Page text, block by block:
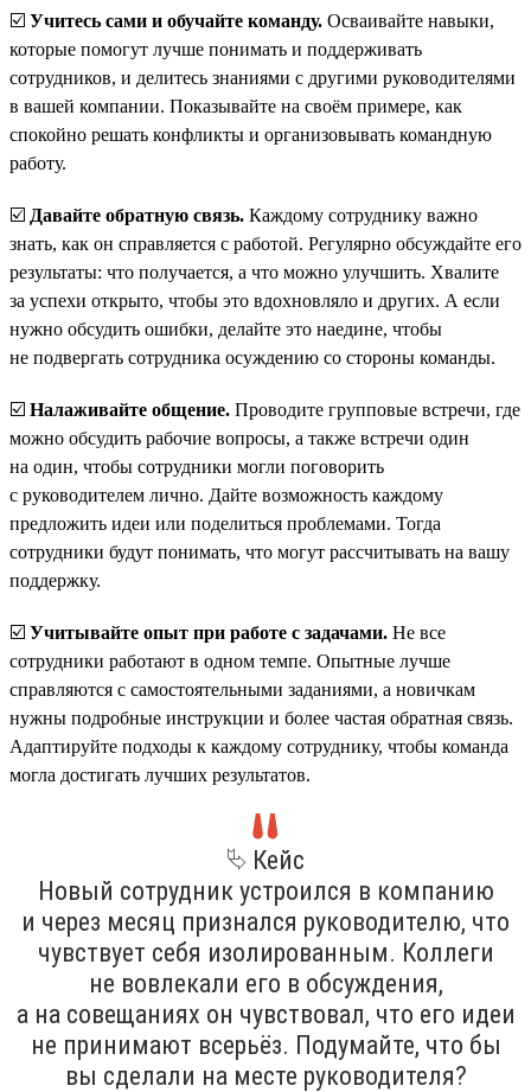
☑️ Учитесь сами и обучайте команду. Осваивайте навыки,
которые помогут лучше понимать и поддерживать
сотрудников, и делитесь знаниями с другими руководителями
в вашей компании. Показывайте на своём примере, как
спокойно решать конфликты и организовывать командную
работу.
☑️ Давайте обратную связь. Каждому сотруднику важно
знать, как он справляется с работой. Регулярно обсуждайте его
результаты: что получается, а что можно улучшить. Хвалите
за успехи открыто, чтобы это вдохновляло и других. А если
нужно обсудить ошибки, делайте это наедине, чтобы
не подвергать сотрудника осуждению со стороны команды.
☑️ Налаживайте общение. Проводите групповые встречи, где
можно обсудить рабочие вопросы, а также встречи один
на один, чтобы сотрудники могли поговорить
с руководителем лично. Дайте возможность каждому
предложить идеи или поделиться проблемами. Тогда
сотрудники будут понимать, что могут рассчитывать на вашу
поддержку.
☑️ Учитывайте опыт при работе с задачами. Не все
сотрудники работают в одном темпе. Опытные лучше
справляются с самостоятельными заданиями, а новичкам
нужны подробные инструкции и более частая обратная связь.
Адаптируйте подходы к каждому сотруднику, чтобы команда
могла достигать лучших результатов.
⮱ Кейс
Новый сотрудник устроился в компанию
и через месяц признался руководителю, что
чувствует себя изолированным. Коллеги
не вовлекали его в обсуждения,
а на совещаниях он чувствовал, что его идеи
не принимают всерьёз. Подумайте, что бы
вы сделали на месте руководителя?